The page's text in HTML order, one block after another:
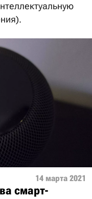
14 марта 2021
смарт-